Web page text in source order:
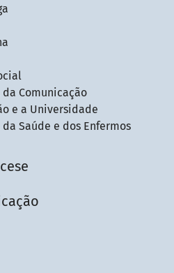
Comunicação
e a Universidade
Saúde e dos Enfermos